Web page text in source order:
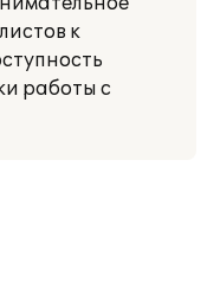
к
работы с